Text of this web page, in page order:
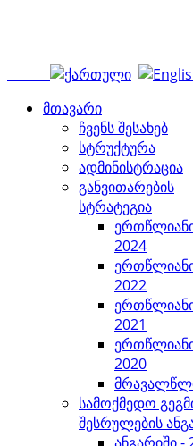
მთავარი
ჩვენს შესახებ
სტრუქტურა
ადმინისტრაცია
განვითარების
სტრატეგია
2024
2022
2021
2020
სამოქმედო
შესრულების